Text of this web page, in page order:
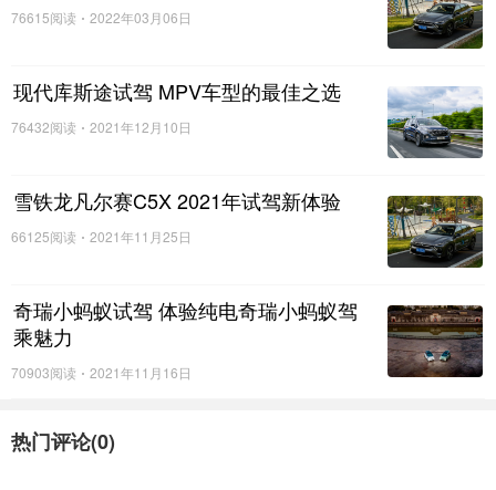
76615阅读 2022年03月06日
现代库斯途试驾 MPV车型的最佳之选
76432阅读 2021年12月10日
雪铁龙凡尔赛C5X 2021年试驾新体验
66125阅读 2021年11月25日
奇瑞小蚂蚁试驾 体验纯电奇瑞小蚂蚁驾
乘魅力
70903阅读 2021年11月16日
热门评论(0)